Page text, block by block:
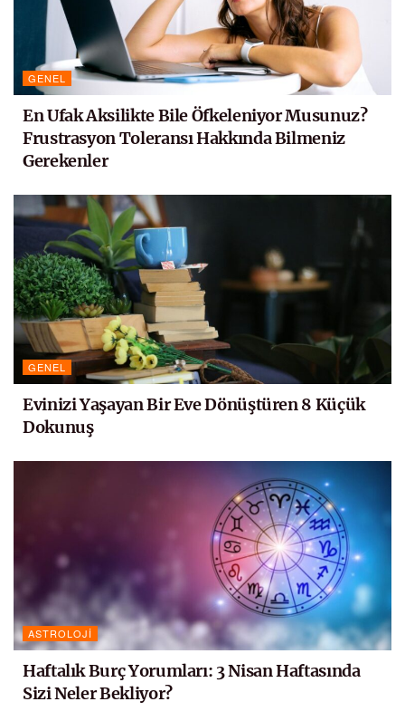
GENEL
En Ufak Aksilikte Bile Öfkeleniyor Musunuz?
Frustrasyon Toleransı Hakkında Bilmeniz
Gerekenler
GENEL
Evinizi Yaşayan Bir Eve Dönüştüren 8 Küçük
Dokunuş
ASTROLOJI
Haftalık Burç Yorumları: 3 Nisan Haftasında
Sizi Neler Bekliyor?